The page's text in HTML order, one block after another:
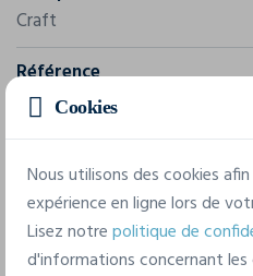
Craft
Référence
1905561
100% polyester.
7 tailles disponibles
Cookies
Nous utilisons des cookies
expérience en ligne lors de
Lisez notrepolitique de
d'informations concernant les